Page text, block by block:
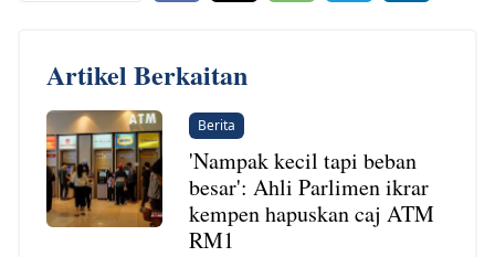
Artikel Berkaitan
Berita
'Nampak kecil tapi beban
besar': Ahli Parlimen ikrar
kempen hapuskan caj ATM
RM1